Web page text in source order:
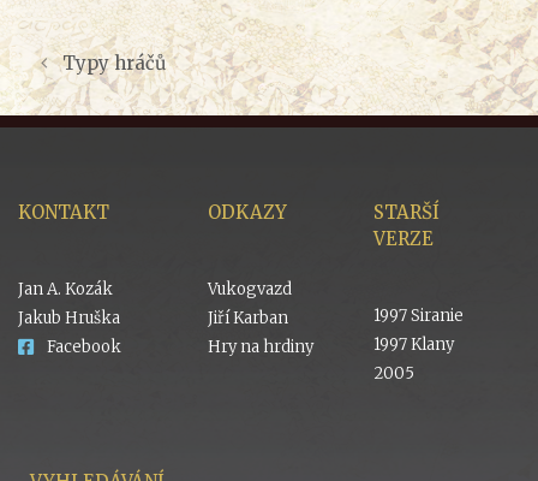
Typy hráčů
KONTAKT
Jan A. Kozák
Jakub Hruška
Facebook
ODKAZY
Vukogvazd
Jiří Karban
Hry na hrdiny
STARŠÍ
VERZE
1997 Siranie
1997 Klany
2005